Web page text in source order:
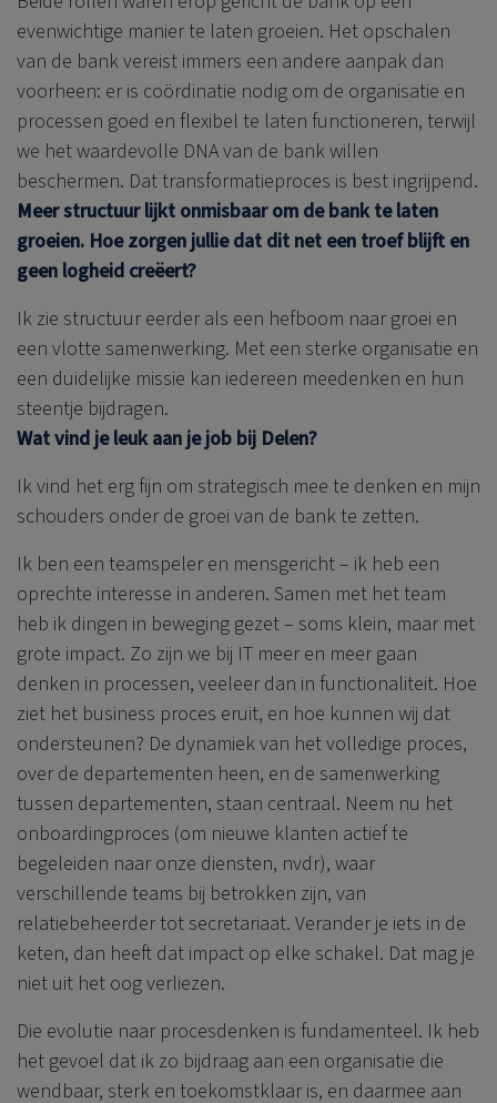
evenwichtige manier te laten groeien. Het opschalen
van de bank vereist immers een andere aanpak dan
voorheen: er is coördinatie nodig om de organisatie en
processen goed en flexibel te laten functioneren, terwijl
we het waardevolle DNA van de bank willen
beschermen. Dat transformatieproces is best ingrijpend.
Meer structuur lijkt onmisbaar om de bank te laten
groeien. Hoe zorgen jullie dat dit net een troef blijft en
geen logheid creëert?
Ik zie structuur eerder als een hefboom naar groei en
een vlotte samenwerking. Met een sterke organisatie en
een duidelijke missie kan iedereen meedenken en hun
steentje bijdragen.
Wat vind je leuk aan je job bij Delen?
Ik vind het erg fijn om strategisch mee te denken en mijn
schouders onder de groei van de bank te zetten.
Ik ben een teamspeler en mensgericht – ik heb een
oprechte interesse in anderen. Samen met het team
heb ik dingen in beweging gezet – soms klein, maar met
grote impact. Zo zijn we bij IT meer en meer gaan
denken in processen, veeleer dan in functionaliteit. Hoe
ziet het business proces eruit, en hoe kunnen wij dat
ondersteunen? De dynamiek van het volledige proces,
over de departementen heen, en de samenwerking
tussen departementen, staan centraal. Neem nu het
onboardingproces (om nieuwe klanten actief te
begeleiden naar onze diensten, nvdr), waar
verschillende teams bij betrokken zijn, van
relatiebeheerder tot secretariaat. Verander je iets in de
keten, dan heeft dat impact op elke schakel. Dat mag je
niet uit het oog verliezen.
Die evolutie naar procesdenken is fundamenteel. Ik heb
het gevoel dat ik zo bijdraag aan een organisatie die
wendbaar, sterk en toekomstklaar is, en daarmee aan